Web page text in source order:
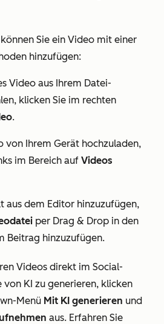
Sie ein Video mit einer
hinzufügen:
Video aus Ihrem Datei-
klicken Sie im rechten
.
von Ihrem Gerät hochzuladen,
im Bereich auf Videos
aus dem Editor hinzuzufügen,
per Drag & Drop in den
Beitrag hinzuzufügen.
Videos direkt im Social-
KI zu generieren, klicken
Menü Mit KI generieren und
aus. Erfahren Sie